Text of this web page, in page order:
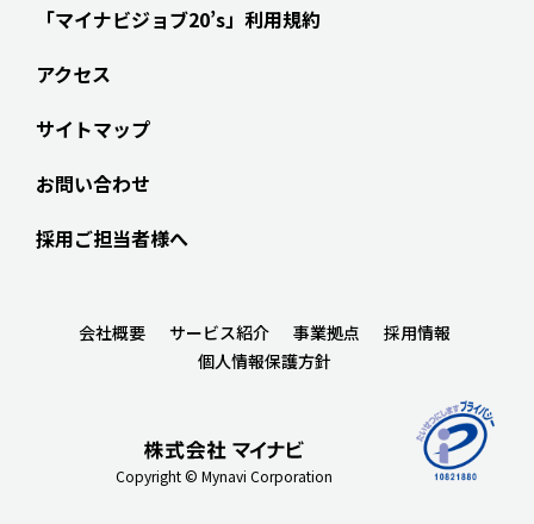
「マイナビジョブ20’s」利用規約
アクセス
サイトマップ
お問い合わせ
採用ご担当者様へ
Copyright © Mynavi Corporation
会社概要 サービス紹介 事業拠点
採用情報
個人情報保護方針